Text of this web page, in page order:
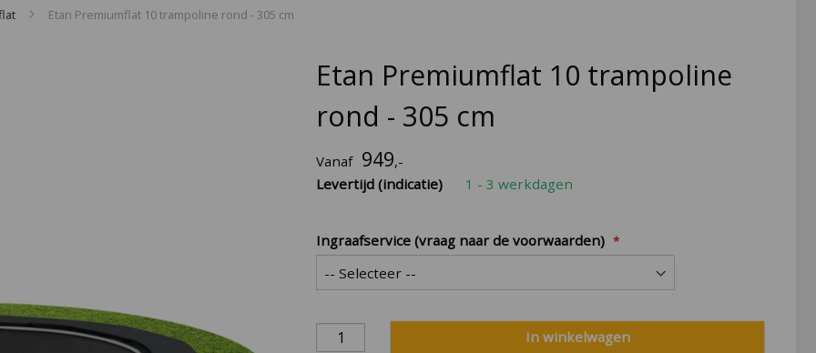
Etan Premiumflat 10 trampoline rond - 305 cm
Etan Premiumflat 10 trampoline
rond - 305 cm
Vanaf 949,-
Levertijd (indicatie)
1 - 3 werkdagen
Ingraafservice (vraag naar de voorwaarden)
In winkelwagen